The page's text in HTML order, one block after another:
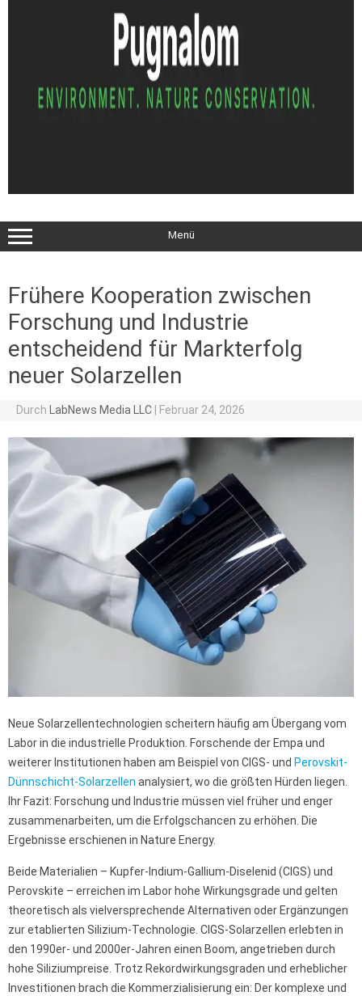
Menü
Frühere Kooperation zwischen
Forschung und Industrie
entscheidend für Markterfolg
neuer Solarzellen
Durch LabNews Media LLC Februar 24, 2026
Neue Solarzellentechnologien scheitern häufig am Übergang vom
Labor in die industrielle Produktion. Forschende der Empa und
weiterer Institutionen haben am Beispiel von CIGS- und Perovskit-
Dünnschicht-Solarzellen analysiert, wo die größten Hürden liegen.
Ihr Fazit: Forschung und Industrie müssen viel früher und enger
zusammenarbeiten, um die Erfolgschancen zu erhöhen. Die
Ergebnisse erschienen in Nature Energy.
Beide Materialien – Kupfer-Indium-Gallium-Diselenid (CIGS) und
Perovskite – erreichen im Labor hohe Wirkungsgrade und gelten
theoretisch als vielversprechende Alternativen oder Ergänzungen
zur etablierten Silizium-Technologie. CIGS-Solarzellen erlebten in
den 1990er- und 2000er-Jahren einen Boom, angetrieben durch
hohe Siliziumpreise. Trotz Rekordwirkungsgraden und erheblicher
Investitionen brach die Kommerzialisierung ein: Der komplexe und